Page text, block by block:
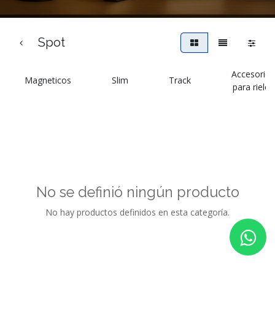
Spot
Magneticos Slim Track
Accesorios
para rieles
No se definió ningún producto
No hay productos definidos en esta categoría.